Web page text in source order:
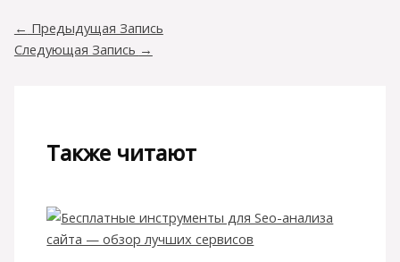
← Предыдущая Запись
Следующая Запись →
Также читают